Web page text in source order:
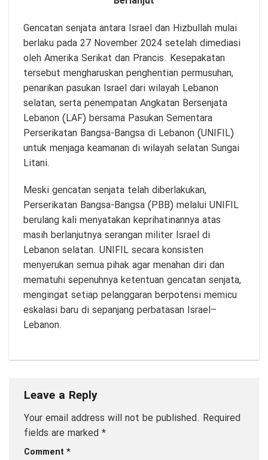
Gencatan senjata antara Israel dan Hizbullah mulai
berlaku pada 27 November 2024 setelah dimediasi
oleh Amerika Serikat dan Prancis. Kesepakatan
tersebut mengharuskan penghentian permusuhan,
penarikan pasukan Israel dari wilayah Lebanon
selatan, serta penempatan Angkatan Bersenjata
Lebanon (LAF) bersama Pasukan Sementara
Perserikatan Bangsa-Bangsa di Lebanon (UNIFIL)
untuk menjaga keamanan di wilayah selatan Sungai
Litani.
Meski gencatan senjata telah diberlakukan,
Perserikatan Bangsa-Bangsa (PBB) melalui UNIFIL
berulang kali menyatakan keprihatinannya atas
masih berlanjutnya serangan militer Israel di
Lebanon selatan. UNIFIL secara konsisten
menyerukan semua pihak agar menahan diri dan
mematuhi sepenuhnya ketentuan gencatan senjata,
mengingat setiap pelanggaran berpotensi memicu
eskalasi baru di sepanjang perbatasan Israel–
Lebanon.
Leave a Reply
Your email address will not be published. Required
fields are marked *
Comment *